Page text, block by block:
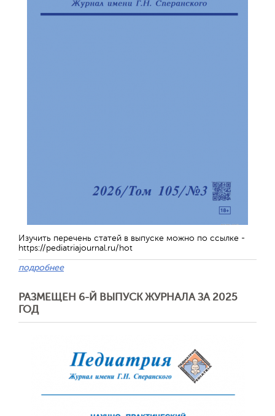
Изучить перечень статей в выпуске можно по ссылке -
https://pediatriajournal.ru/hot
подробнее
РАЗМЕЩЕН 6-Й ВЫПУСК ЖУРНАЛА ЗА 2025
ГОД